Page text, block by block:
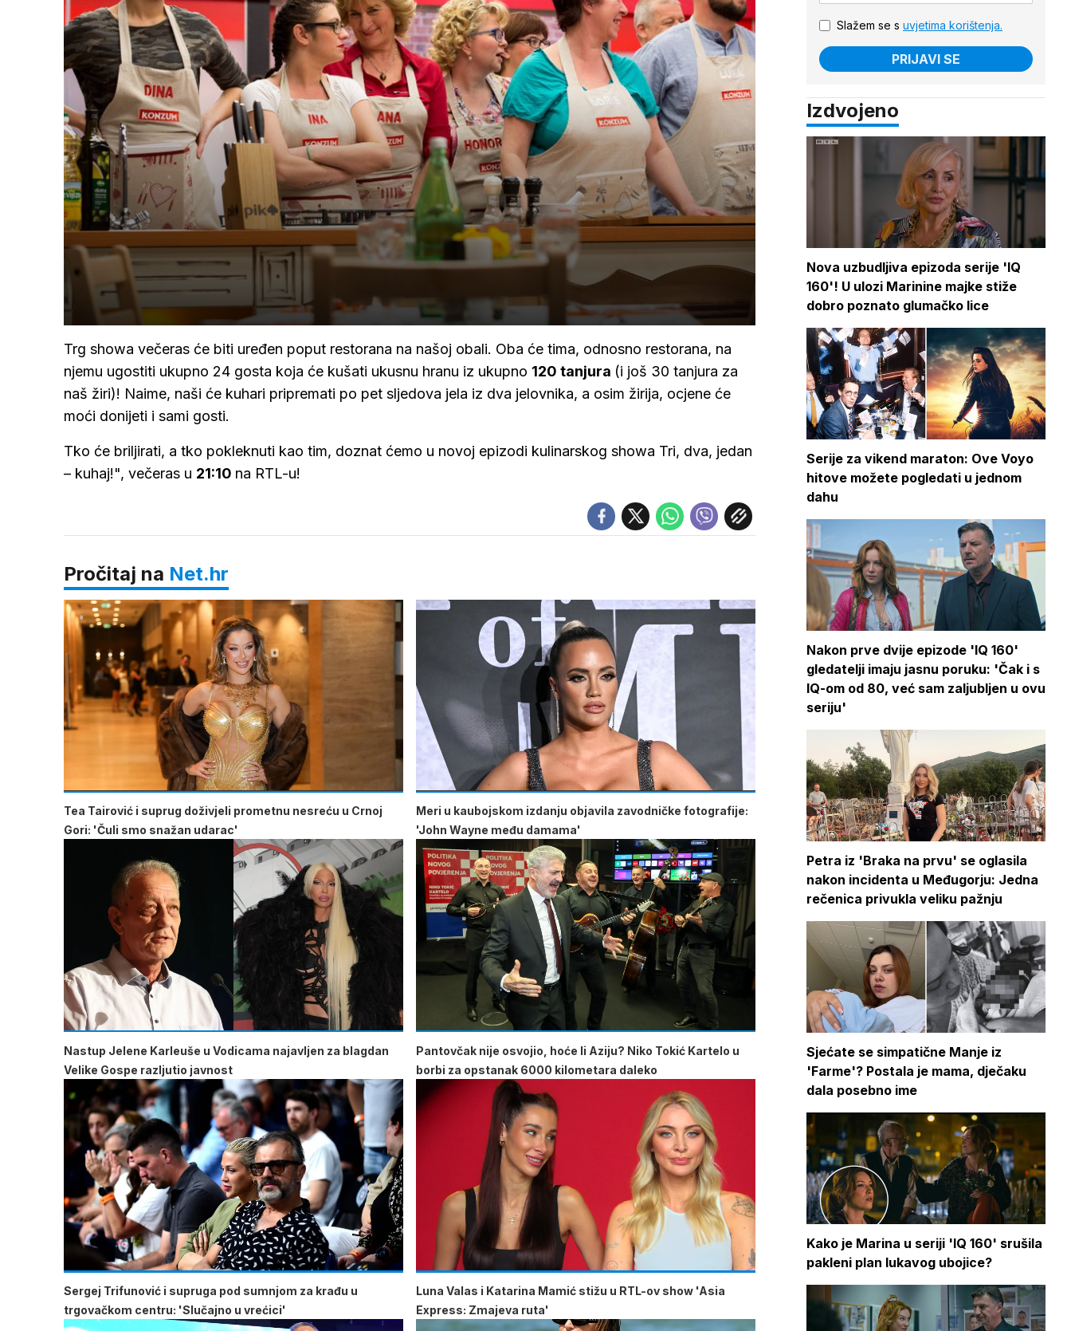
Trg showa večeras će biti uređen poput restorana na našoj obali. Oba će tima, odnosno restorana, na
njemu ugostiti ukupno 24 gosta koja će kušati ukusnu hranu iz ukupno 120 tanjura (i još 30 tanjura za
naš žiri)! Naime, naši će kuhari pripremati po pet sljedova jela iz dva jelovnika, a osim žirija, ocjene će
moći donijeti i sami gosti.
Tko će briljirati, a tko pokleknuti kao tim, doznat ćemo u novoj epizodi kulinarskog showa Tri, dva, jedan
– kuhaj!", večeras u 21:10 na RTL-u!
Pročitaj na Net.hr
Tea Tairović i suprug doživjeli prometnu nesreću u Crnoj
Gori: 'Čuli smo snažan udarac'
Meri u kaubojskom izdanju objavila zavodničke fotografije:
'John Wayne među damama'
Nastup Jelene Karleuše u Vodicama najavljen za blagdan
Velike Gospe razljutio javnost
Pantovčak nije osvojio, hoće li Aziju? Niko Tokić Kartelo u
borbi za opstanak 6000 kilometara daleko
Sergej Trifunović i supruga pod sumnjom za krađu u
trgovačkom centru: 'Slučajno u vrećici'
Luna Valas i Katarina Mamić stižu u RTL-ov show 'Asia
Express: Zmajeva ruta'
Slažem se s uvjetima korištenja.
PRIJAVI SE
Izdvojeno
Nova uzbudljiva epizoda serije 'IQ
160'! U ulozi Marinine majke stiže
dobro poznato glumačko lice
Serije za vikend maraton: Ove Voyo
hitove možete pogledati u jednom
dahu
Nakon prve dvije epizode 'IQ 160'
gledatelji imaju jasnu poruku: 'Čak i s
IQ-om od 80, već sam zaljubljen u ovu
seriju'
Petra iz 'Braka na prvu' se oglasila
nakon incidenta u Međugorju: Jedna
rečenica privukla veliku pažnju
Sjećate se simpatične Manje iz
'Farme'? Postala je mama, dječaku
dala posebno ime
Kako je Marina u seriji 'IQ 160' srušila
pakleni plan lukavog ubojice?